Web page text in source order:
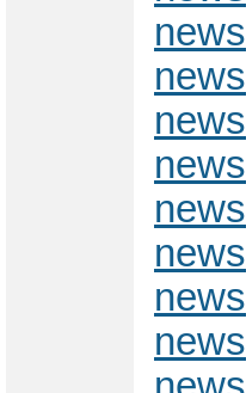
news
news
news
news
news
news
news
news